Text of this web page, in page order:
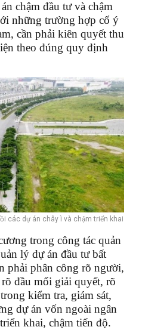
chậm đầu tư và chậm
những trường hợp cố ý
cần phải kiên quyết thu
theo đúng quy định
các dự án chây ì và chậm triển khai
trong công tác quản
lý dự án đầu tư bất
phải phân công rõ người,
đầu mối giải quyết, rõ
kiểm tra, giám sát,
dự án vốn ngoài ngân
khai, chậm tiến độ.